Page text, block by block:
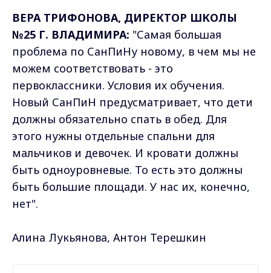
ВЕРА ТРИФОНОВА, ДИРЕКТОР ШКОЛЫ
№25 Г. ВЛАДИМИРА: "Самая большая
проблема по СанПиНу новому, в чем мы не
можем соответствовать - это
первоклассники. Условия их обучения.
Новый СанПиН предусматривает, что дети
должны обязательно спать в обед. Для
этого нужны отдельные спальни для
мальчиков и девочек. И кровати должны
быть одноуровневые. То есть это должны
быть большие площади. У нас их, конечно,
нет".
Алина Лукьянова, Антон Терешкин